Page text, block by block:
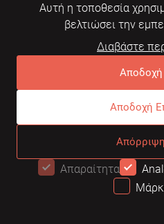
Αυτή η τοποθεσία
βελτιώσει την
Διαβάστε
Αποδοχή
Απαραίτητα